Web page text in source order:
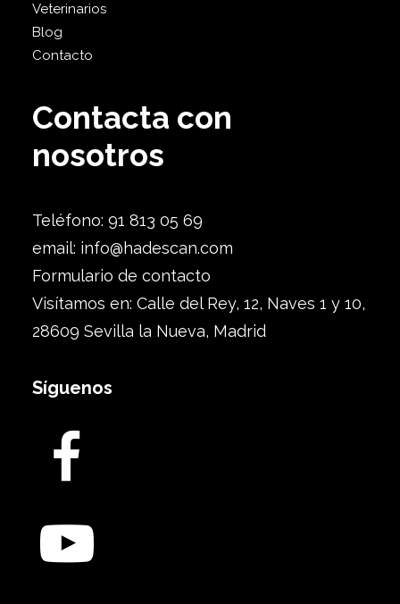
Veterinarios
Blog
Contacto
Contacta con
nosotros
Teléfono: 91 813 05 69
email: info@hadescan.com
Formulario de contacto
Visítamos en: Calle del Rey, 12, Naves 1 y 10,
28609 Sevilla la Nueva, Madrid
Síguenos